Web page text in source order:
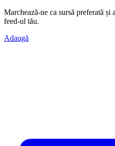
Marchează-ne ca sursă preferată și
feed-ul tău.
Adaugă